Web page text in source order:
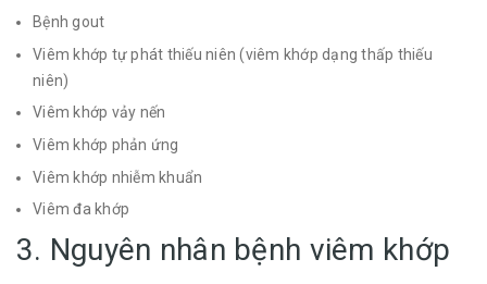
Bệnh gout
Viêm khớp tự phát thiếu niên (viêm khớp dạng thấp thiếu
niên)
Viêm khớp vảy nến
Viêm khớp phản ứng
Viêm khớp nhiễm khuẩn
Viêm đa khớp
3. Nguyên nhân bệnh viêm khớp